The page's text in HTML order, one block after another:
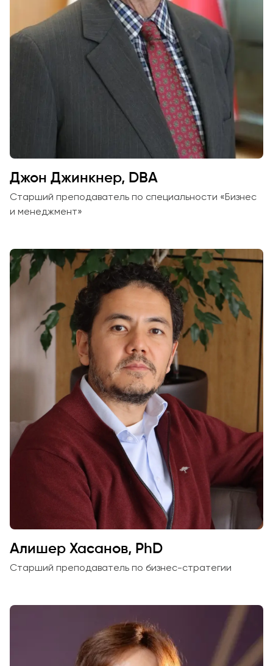
Джон Джинкнер, DBA
Старший преподаватель по специальности «Бизнес
и менеджмент»
Алишер Хасанов, PhD
Старший преподаватель по бизнес-стратегии